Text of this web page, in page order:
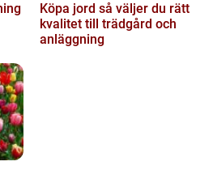
Köpa jord så väljer du rätt
kvalitet till trädgård och
anläggning